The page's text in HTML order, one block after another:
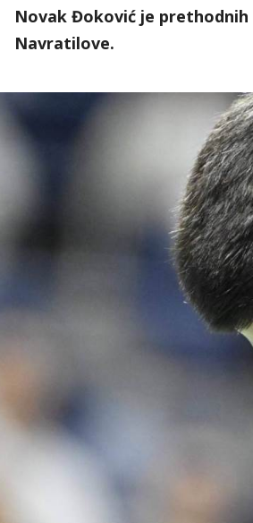
Novak Đoković je
Navratilove.